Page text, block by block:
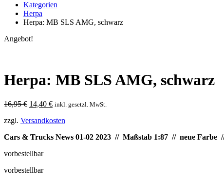
Kategorien
Herpa
Herpa: MB SLS AMG, schwarz
Angebot!
Herpa: MB SLS AMG, schwarz
16,95€ Ursprünglicher
war:
14,40 €Aktueller
ist:
inkl. gesetzl. MwSt.
zzgl. Versandkosten
Cars & Trucks News 01-02 2023 // Maßstab 1:87 // neue Farbe
vorbestellbar
vorbestellbar